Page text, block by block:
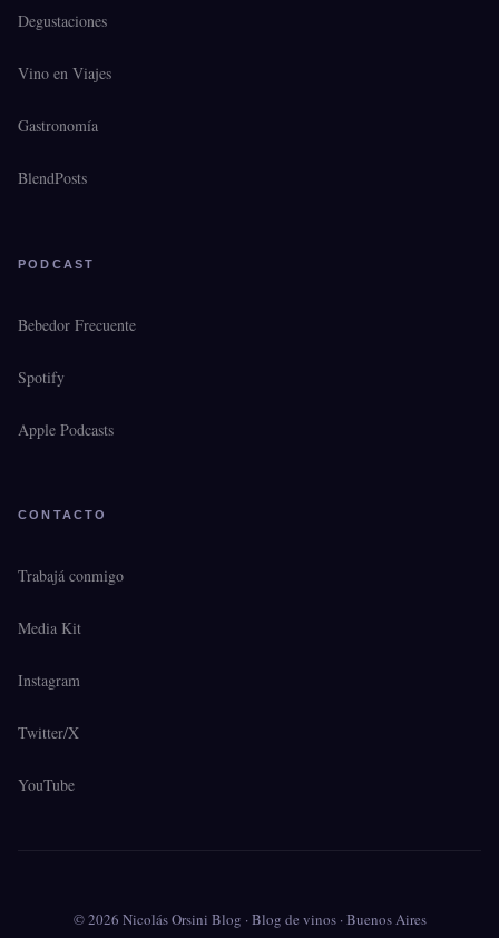
Degustaciones
Vino en Viajes
Gastronomía
BlendPosts
PODCAST
Bebedor Frecuente
Spotify
Apple Podcasts
CONTACTO
Trabajá conmigo
Media Kit
Instagram
Twitter/X
YouTube
© 2026 Nicolás Orsini Blog · Blog de vinos · Buenos Aires